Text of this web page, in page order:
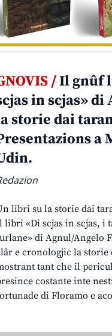
/Il gnûf
in scjas» di
storie dai
a
libri su la storie dai
libri «Di scjas in scjas, i
di Agnul/Angelo
e cronologjic la
tant che il
costante inte
di Floramo e